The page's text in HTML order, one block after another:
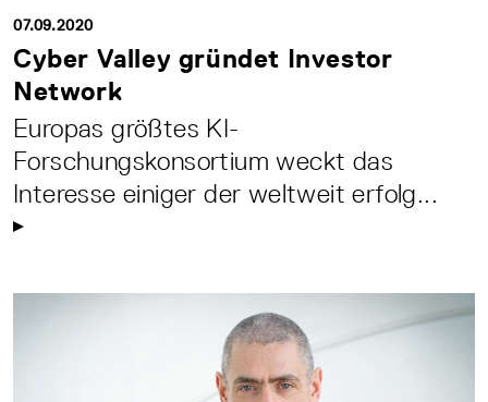
07.09.2020
Cyber Valley gründet Investor
Network
Europas größtes KI-
Forschungskonsortium weckt das
Interesse einiger der weltweit erfolg...